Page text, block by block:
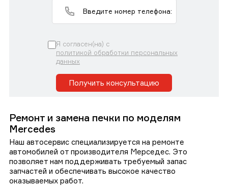
Я согласен(на) с
политикой обработки персональных
данных
Получить консультацию
Ремонт и замена печки по моделям
Mercedes
Наш автосервис специализируется на ремонте
автомобилей от производителя Мерседес. Это
позволяет нам поддерживать требуемый запас
запчастей и обеспечивать высокое качество
оказываемых работ.